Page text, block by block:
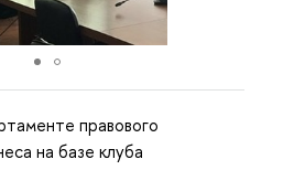
правового
на базе клуба